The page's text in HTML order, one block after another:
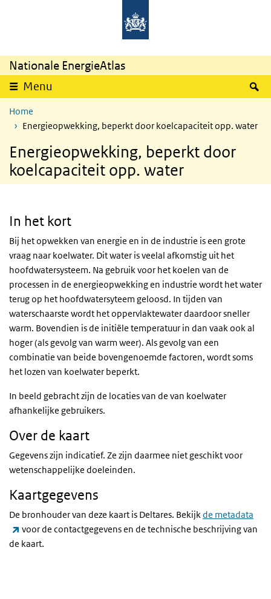
Overslaan en naar de inhoud gaan
Nationale EnergieAtlas
Menu
Home
Energieopwekking, beperkt door koelcapaciteit opp. water
Energieopwekking, beperkt door
koelcapaciteit opp. water
In het kort
Bij het opwekken van energie en in de industrie is een grote
vraag naar koelwater. Dit water is veelal afkomstig uit het
hoofdwatersysteem. Na gebruik voor het koelen van de
processen in de energieopwekking en industrie wordt het water
terug op het hoofdwatersyteem geloosd. In tijden van
waterschaarste wordt het oppervlaktewater daardoor sneller
warm. Bovendien is de initiële temperatuur in dan vaak ook al
hoger (als gevolg van warm weer). Als gevolg van een
combinatie van beide bovengenoemde factoren, wordt soms
het lozen van koelwater beperkt.
In beeld gebracht zijn de locaties van de van koelwater
afhankelijke gebruikers.
Over de kaart
Gegevens zijn indicatief. Ze zijn daarmee niet geschikt voor
wetenschappelijke doeleinden.
Kaartgegevens
De bronhouder van deze kaart is Deltares. Bekijkde metadata
(externe link)
voor de contactgegevens en de technische beschrijving van
de kaart.